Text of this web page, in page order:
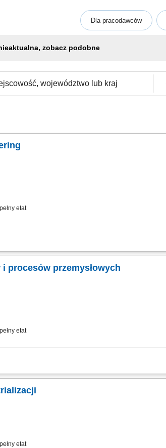
Dla pracodawców
zobacz podobne
pełny etat
is a core team inside Cemex Innovation Holding AG
procesów przemysłowych
pełny etat
produkcyjnymi i analizą jakości procesów. Udział
pełny etat